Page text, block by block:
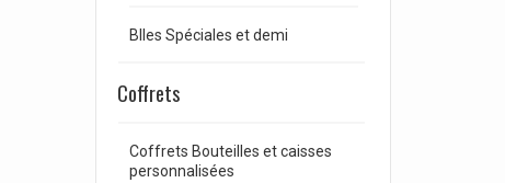
Blles Spéciales et demi
Coffrets
Coffrets Bouteilles et caisses
personnalisées